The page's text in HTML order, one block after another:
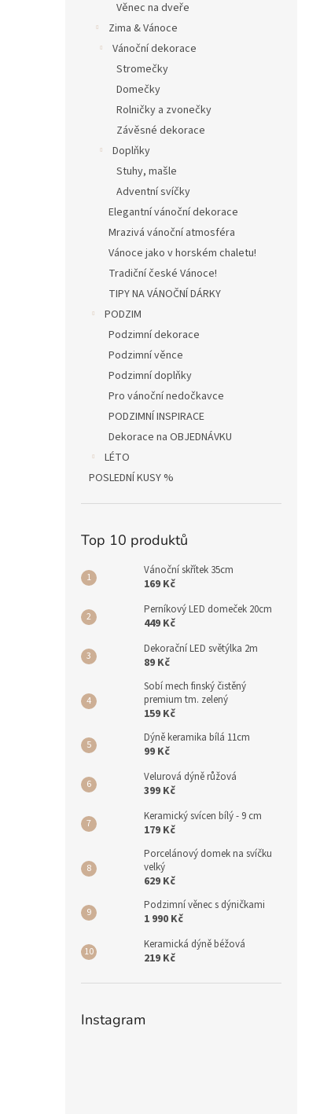
Věnec na dveře
Zima & Vánoce
Vánoční dekorace
Stromečky
Domečky
Rolničky a zvonečky
Závěsné dekorace
Doplňky
Stuhy, mašle
Adventní svíčky
Elegantní vánoční dekorace
Mrazivá vánoční atmosféra
Vánoce jako v horském chaletu!
Tradiční české Vánoce!
TIPY NA VÁNOČNÍ DÁRKY
PODZIM
Podzimní dekorace
Podzimní věnce
Podzimní doplňky
Pro vánoční nedočkavce
PODZIMNÍ INSPIRACE
Dekorace na OBJEDNÁVKU
LÉTO
POSLEDNÍ KUSY %
Top 10 produktů
Vánoční skřítek 35cm
169 Kč
Perníkový LED domeček 20cm
449 Kč
Dekorační LED světýlka 2m
89 Kč
Sobí mech finský čistěný
premium tm. zelený
159 Kč
Dýně keramika bílá 11cm
99 Kč
Velurová dýně růžová
399 Kč
Keramický svícen bílý - 9 cm
179 Kč
Porcelánový domek na svíčku
velký
629 Kč
Podzimní věnec s dýničkami
1 990 Kč
Keramická dýně béžová
219 Kč
Instagram